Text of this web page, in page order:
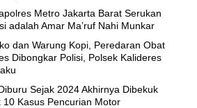
Metro Jakarta Barat Serukan
adalah Amar Ma’ruf Nahi Munkar
dan Warung Kopi, Peredaran Obat
Dibongkar Polisi, Polsek Kalideres
Sejak 2024 Akhirnya Dibekuk
10 Kasus Pencurian Motor